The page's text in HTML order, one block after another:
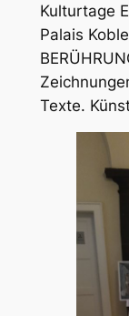
Kulturtage
Palais
Texte.